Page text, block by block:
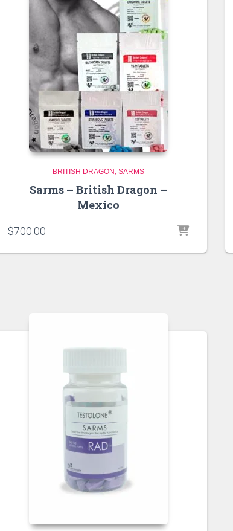
BRITISH DRAGON SARMS
Sarms – British Dragon –
Mexico
$700.00